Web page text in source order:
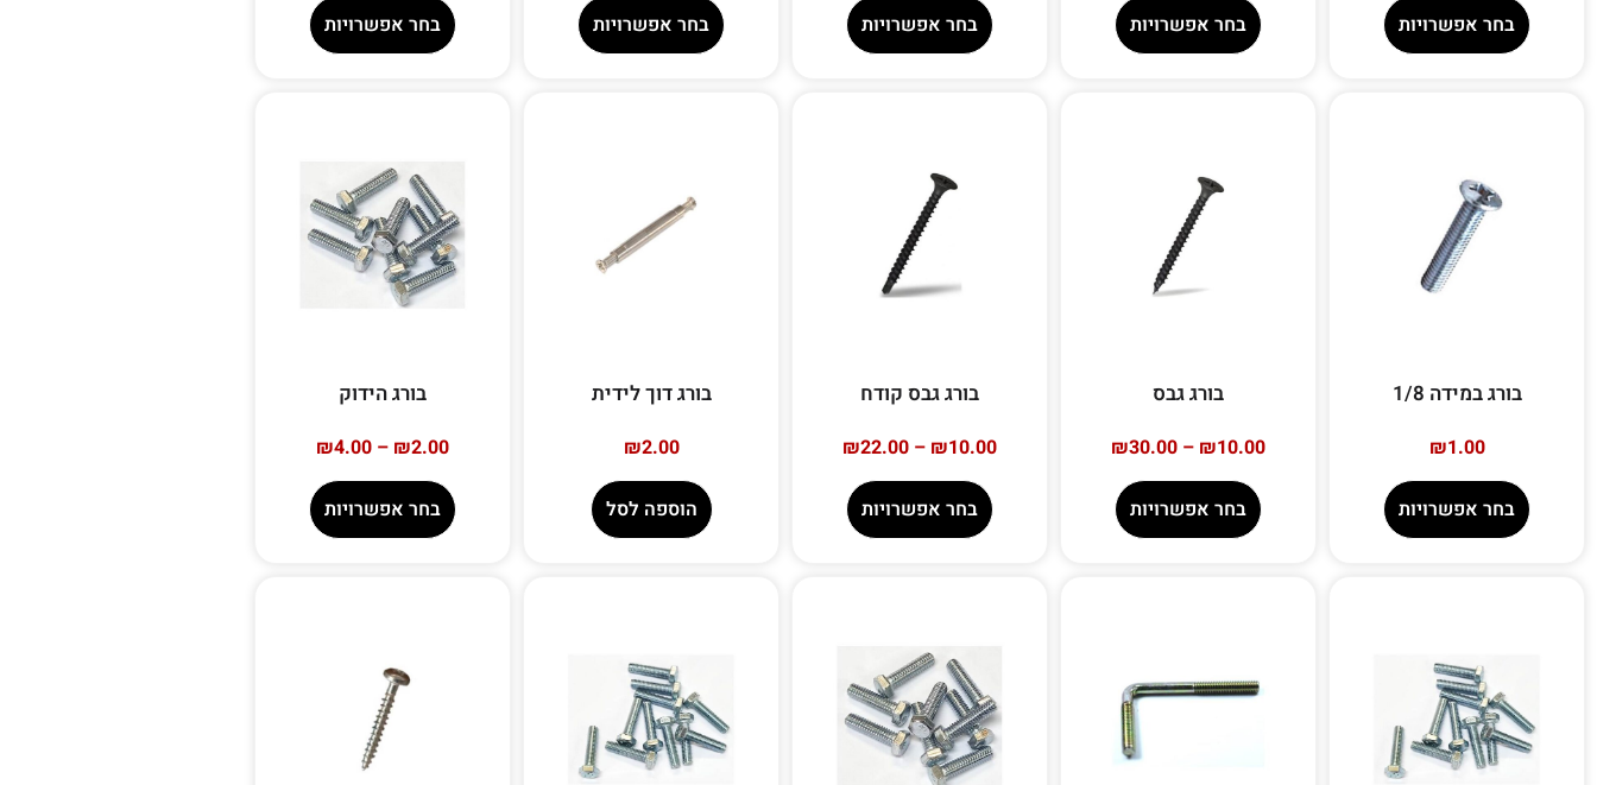
בחר אפשרויות בחר אפשרויות בחר אפשרויות בחר אפשרויות בחר אפשרויות
בורג במידה 1/8
₪1.00
בחר אפשרויות
בורג גבס
₪10.00
–
₪30.00
בחר אפשרויות
בורג גבס קודח
₪10.00
–
₪22.00
בחר אפשרויות
בורג דוך לידית
₪2.00
הוספה לסל
בורג הידוק
₪2.00
–
₪4.00
בחר אפשרויות